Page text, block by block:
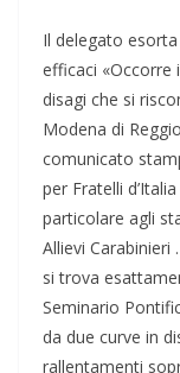
Il delegato
efficaci «Occorre
disagi che si
Modena di
comunicato
per Fratelli
particolare agli
Allievi Carabinieri
si trova
Seminario
da due curve in
rallentamenti